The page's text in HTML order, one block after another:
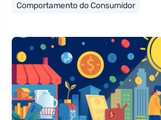
Comportamento do Consumidor